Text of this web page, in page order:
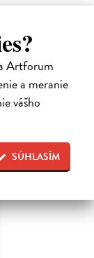
Artforum
a meranie
vášho
SÚHLASÍM